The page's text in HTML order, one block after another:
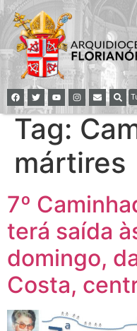
Tag:
mártires
7º
terá saída
domingo,
Costa,